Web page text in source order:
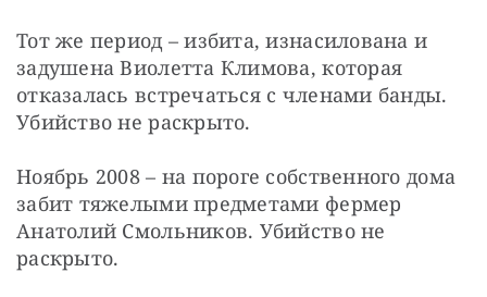
Тот же период – избита, изнасилована и
задушена Виолетта Климова, которая
отказалась встречаться с членами банды.
Убийство не раскрыто.
Ноябрь 2008 – на пороге собственного дома
забит тяжелыми предметами фермер
Анатолий Смольников. Убийство не
раскрыто.